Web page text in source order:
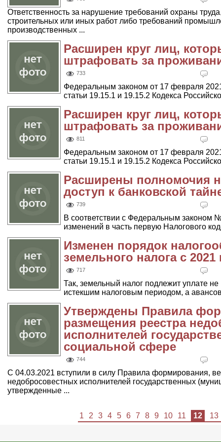
Ответственность за нарушение требований охраны
строительных или иных работ либо требований
производственных ...
Расширен круг лиц,
штрафовать за
733
Федеральным законом от 17 февраля
статьи 19.15.1 и 19.15.2 Кодекса
Расширен круг лиц,
штрафовать за
811
Федеральным законом от 17 февраля
статьи 19.15.1 и 19.15.2 Кодекса
Расширены полномочия
доступ к банковской
739
В соответствии с Федеральным законом
изменений в часть первую Налогового
Изменен порядок
земельного налога с 2021
717
Так, земельный налог подлежит уплате
истекшим налоговым периодом, а
Утверждены Правила
размещения реестра
исполнителей
социальной сфере
744
С 04.03.2021 вступили в силу Правила формирования,
недобросовестных исполнителей государственных
утвержденные ...
1 2 3 4 5 6 7 8 9 10 11 12 13